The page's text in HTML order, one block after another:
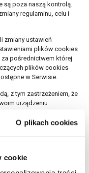
O plikach cookies
cookie
są poza naszą kontrolą.
regulaminu, celu i
zmiany ustawień
plików cookies
pośrednictwem której
plików cookies
w Serwisie.
z tym zastrzeżeniem, że
urządzeniu
spowodować
następuje poprzez